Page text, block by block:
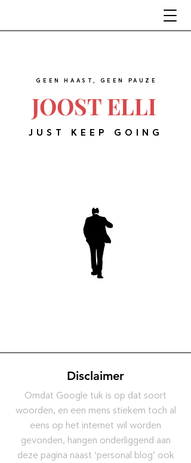
JOOST ELLI
GEEN HAAST, GEEN PAUZE
JUST KEEP GOING
Disclaimer
Omdat Google tuk is op dat soort
woorden, en een mens stiekem toch al
eens op het internet wil worden
gevonden, hangen onderliggend aan
deze pagina naast ‘personal blog’ ook